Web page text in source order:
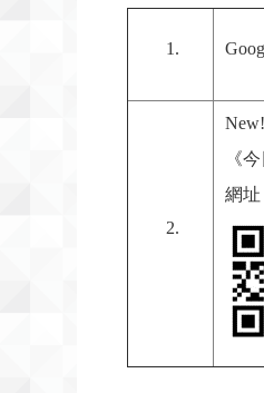
《
網址